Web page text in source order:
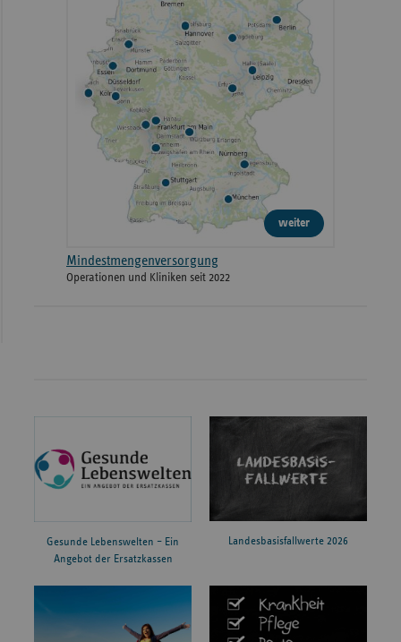
weiter
Mindestmengenversorgung
Operationen und Kliniken seit 2022
Gesunde Lebenswelten – Ein
Angebot der Ersatzkassen
Landesbasisfallwerte 2026